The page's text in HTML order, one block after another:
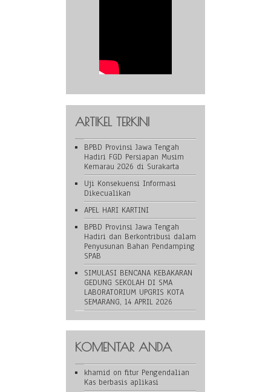
ARTIKEL TERKINI
BPBD Provinsi Jawa Tengah
Hadiri FGD Persiapan Musim
Kemarau 2026 di Surakarta
Uji Konsekuensi Informasi
Dikecualikan
APEL HARI KARTINI
BPBD Provinsi Jawa Tengah
Hadiri dan Berkontribusi dalam
Penyusunan Bahan Pendamping
SPAB
SIMULASI BENCANA KEBAKARAN
GEDUNG SEKOLAH DI SMA
LABORATORIUM UPGRIS KOTA
SEMARANG, 14 APRIL 2026
KOMENTAR ANDA
khamid on fitur Pengendalian
Kas berbasis aplikasi